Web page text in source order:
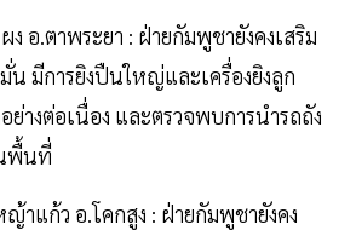
อ.ตาพระยา : ฝ่ายกัมพูชายังคงเสริม
น มีการยิงปืนใหญ่และเครื่องยิงลูก
ย่างต่อเนื่อง และตรวจพบการนำรถถัง
พื้นที่
แก้ว อ.โคกสูง : ฝ่ายกัมพูชายังคง